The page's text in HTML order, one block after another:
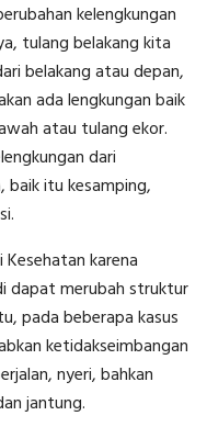
kelengkungan
tulang belakang kita
belakang atau depan,
ada lengkungan baik
atau tulang ekor.
dari
baik itu kesamping,
karena
dapat merubah struktur
pada beberapa kasus
ketidakseimbangan
nyeri, bahkan
jantung.